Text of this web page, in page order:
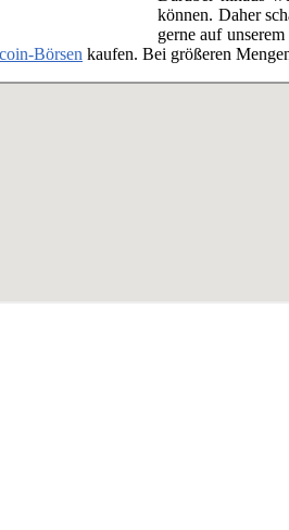
können. Daher
gerne auf
Börsen kaufen. Bei größeren